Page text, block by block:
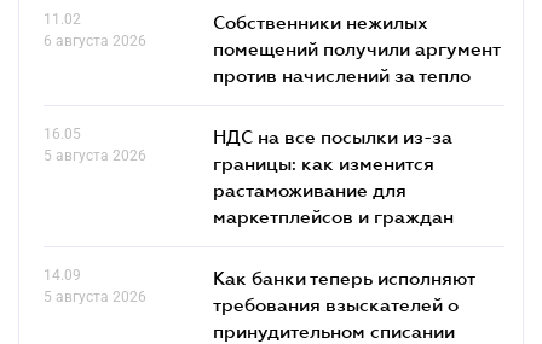
11.02
6 августа 2026
Собственники нежилых
помещений получили аргумент
против начислений за тепло
16.05
5 августа 2026
НДС на все посылки из-за
границы: как изменится
растаможивание для
маркетплейсов и граждан
14.09
5 августа 2026
Как банки теперь исполняют
требования взыскателей о
принудительном списании